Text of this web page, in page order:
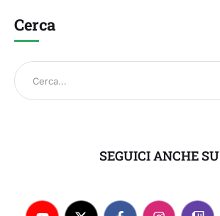
Cerca
SEGUICI ANCHE SU